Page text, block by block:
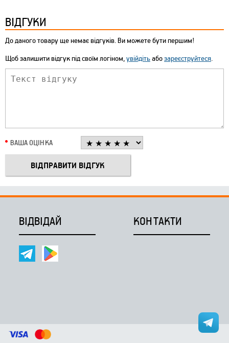
ВІДГУКИ
До даного товару ще немає відгуків. Ви можете бути першим!
Щоб залишити відгук під своїм логіном,увійдітьабозареєструйтеся.
ВАША ОЦІНКА
ВІДВІДАЙ КОНТАКТИ